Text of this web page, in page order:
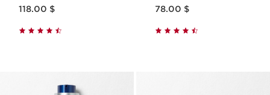
118.00 $ 78.00 $